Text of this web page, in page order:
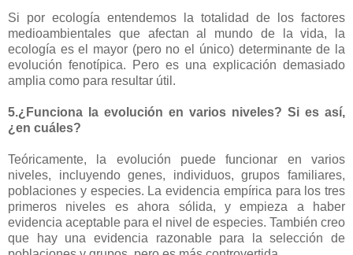
Si por ecología entendemos la totalidad de los factores
medioambientales que afectan al mundo de la vida, la
ecología es el mayor (pero no el único) determinante de la
evolución fenotípica. Pero es una explicación demasiado
amplia como para resultar útil.
5.¿Funciona la evolución en varios niveles? Si es así,
¿en cuáles?
Teóricamente, la evolución puede funcionar en varios
niveles, incluyendo genes, individuos, grupos familiares,
poblaciones y especies. La evidencia empírica para los tres
primeros niveles es ahora sólida, y empieza a haber
evidencia aceptable para el nivel de especies. También creo
que hay una evidencia razonable para la selección de